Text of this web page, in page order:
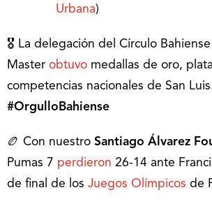
Urbana)
🎖 La delegación del Círculo
Master obtuvo medallas de oro,
competencias nacionales de San
#OrgulloBahiense
🏉 Con nuestro Santiago Álvarez
Pumas 7 perdieron 26-14 ante
de final de los Juegos Olímpicos de